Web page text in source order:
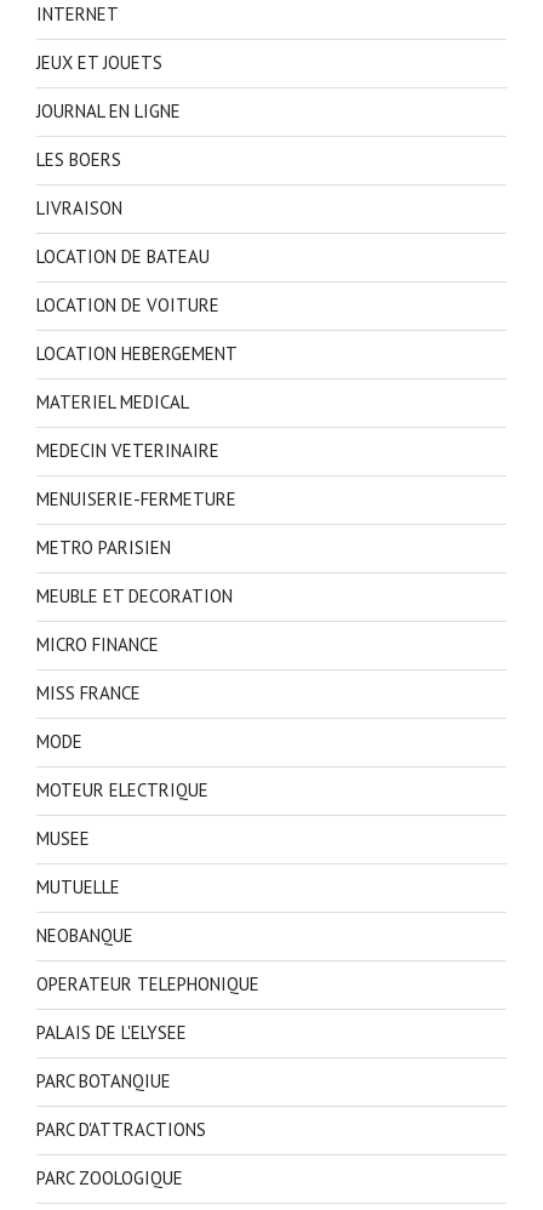
INTERNET
JEUX ET JOUETS
JOURNAL EN LIGNE
LES BOERS
LIVRAISON
LOCATION DE BATEAU
LOCATION DE VOITURE
LOCATION HEBERGEMENT
MATERIEL MEDICAL
MEDECIN VETERINAIRE
MENUISERIE-FERMETURE
METRO PARISIEN
MEUBLE ET DECORATION
MICRO FINANCE
MISS FRANCE
MODE
MOTEUR ELECTRIQUE
MUSEE
MUTUELLE
NEOBANQUE
OPERATEUR TELEPHONIQUE
PALAIS DE L'ELYSEE
PARC BOTANQIUE
PARC D'ATTRACTIONS
PARC ZOOLOGIQUE